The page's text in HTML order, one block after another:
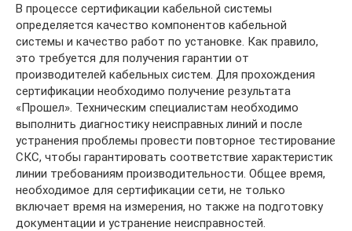
В процессе сертификации кабельной системы
определяется качество компонентов кабельной
системы и качество работ по установке. Как правило,
это требуется для получения гарантии от
производителей кабельных систем. Для прохождения
сертификации необходимо получение результата
«Прошел». Техническим специалистам необходимо
выполнить диагностику неисправных линий и после
устранения проблемы провести повторное тестирование
СКС, чтобы гарантировать соответствие характеристик
линии требованиям производительности. Общее время,
необходимое для сертификации сети, не только
включает время на измерения, но также на подготовку
документации и устранение неисправностей.